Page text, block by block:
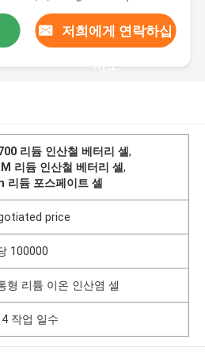
저희에게 연락하십
시오
리듐 인산철 베터리 셀,
리듐 인산철 베터리 셀,
리듐 포스페이트 셀
price
100000
형 리튬 이온 인산염 셀
작업 일수